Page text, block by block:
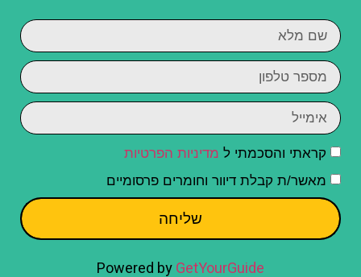
קראתי והסכמתי ל מדיניות הפרטיות
מאשר/ת קבלת דיוור וחומרים פרסומיים
שליחה
Powered byGetYourGuide